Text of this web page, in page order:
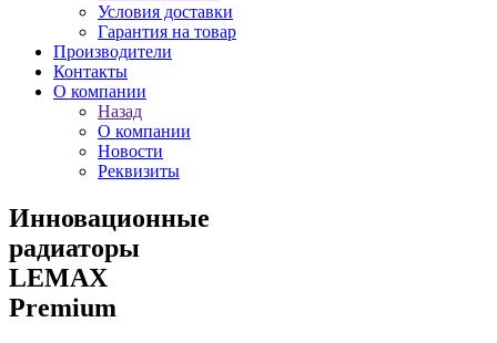
Условия доставки
Гарантия на товар
Производители
Контакты
О компании
Назад
О компании
Новости
Реквизиты
Инновационные
радиаторы
LEMAX
Premium